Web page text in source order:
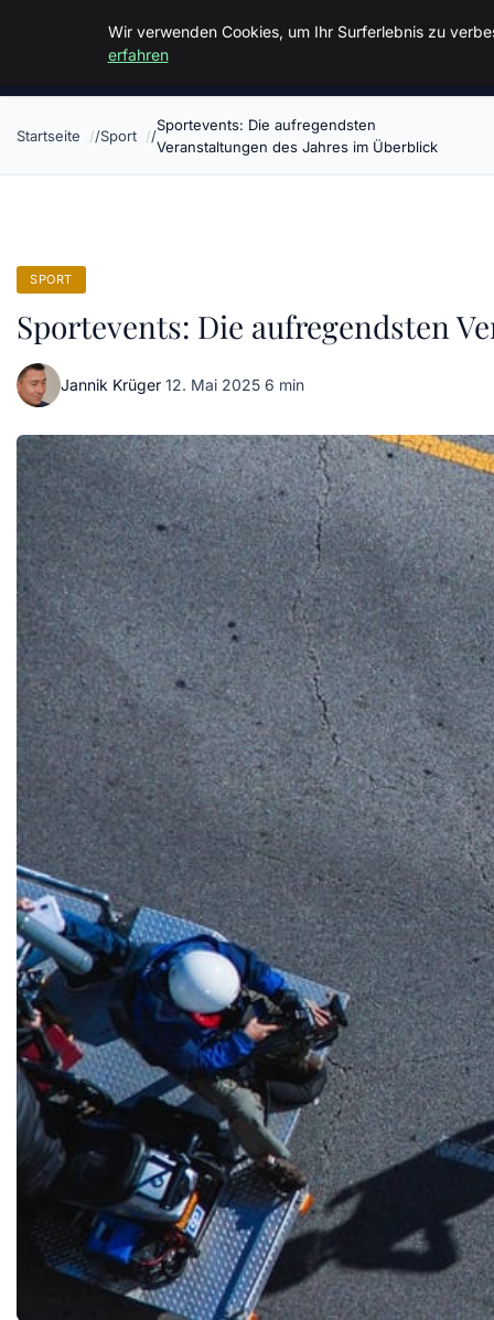
Malzminden
Startseite Sport
Sportevents: Die aufregendsten
Veranstaltungen des Jahres im Überblick
SPORT
Sportevents: Die aufregendsten
Jannik Krüger·12. Mai 2025·6 min
Wir verwenden Cookies, um Ihr Surferlebnis zu
erfahren